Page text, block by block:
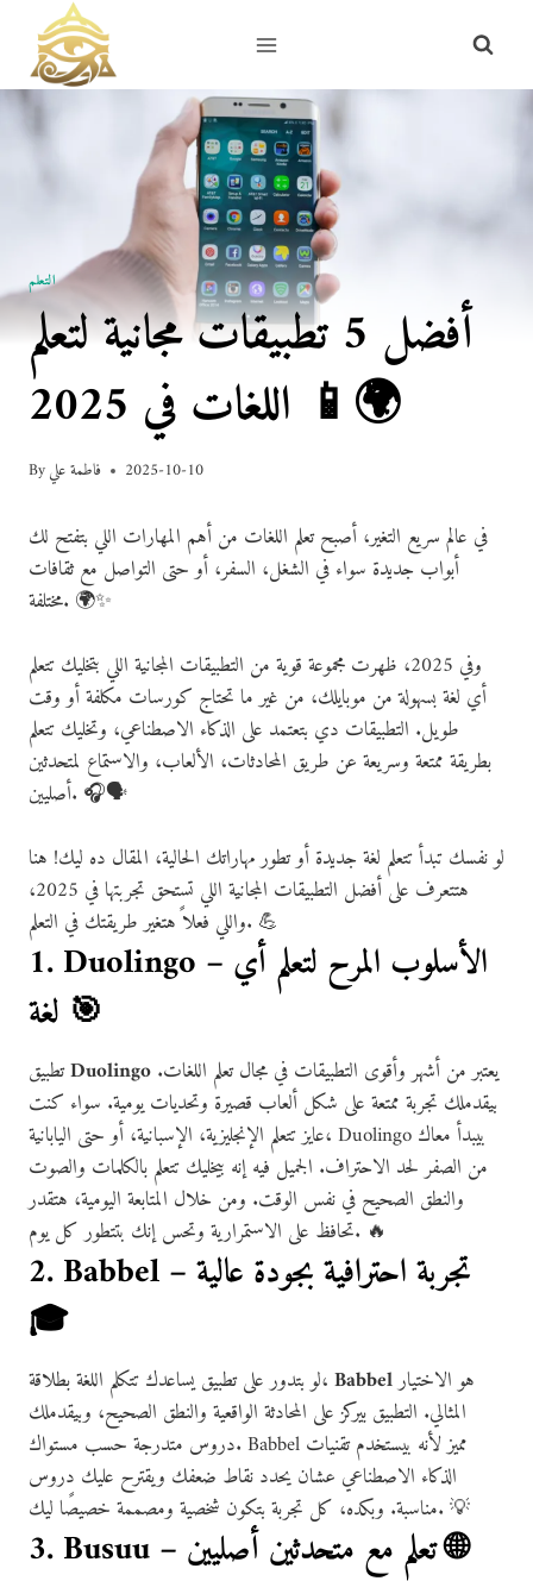
content
التعلم
أفضل 5 تطبيقات مجانية لتعلم
اللغات في 2025 📱🌍
Byفاطمة علي 2025-10-10
في عالم سريع التغير، أصبح تعلم اللغات من أهم المهارات اللي بتفتح لك
أبواب جديدة سواء في الشغل، السفر، أو حتى التواصل مع ثقافات
مختلفة. 🌍✨
وفي 2025، ظهرت مجموعة قوية من التطبيقات المجانية اللي بتخليك تتعلم
أي لغة بسهولة من موبايلك، من غير ما تحتاج كورسات مكلفة أو وقت
طويل. التطبيقات دي بتعتمد على الذكاء الاصطناعي، وتخليك تتعلم
بطريقة ممتعة وسريعة عن طريق المحادثات، الألعاب، والاستماع لمتحدثين
أصليين. 🎧🗣️
لو نفسك تبدأ تتعلم لغة جديدة أو تطور مهاراتك الحالية، المقال ده ليك! هنا
هتتعرف على أفضل التطبيقات المجانية اللي تستحق تجربتها في 2025،
واللي فعلاً هتغير طريقتك في التعلم. 💪
1. Duolingo – الأسلوب المرح لتعلم أي
لغة 🎯
تطبيقDuolingo
بيقدملك تجربة ممتعة على شكل ألعاب قصيرة وتحديات يومية. سواء كنت
عايز تتعلم الإنجليزية، الإسبانية، أو حتى اليابانية، Duolingo بيبدأ معاك
من الصفر لحد الاحتراف. الجميل فيه إنه بيخليك تتعلم بالكلمات والصوت
والنطق الصحيح في نفس الوقت. ومن خلال المتابعة اليومية، هتقدر
تحافظ على الاستمرارية وتحس إنك بتتطور كل يوم. 🔥
2. Babbel – تجربة احترافية بجودة عالية
🎓
لو بتدور على تطبيق يساعدك تتكلم اللغة بطلاقة، Babbelهو الاختيار
المثالي. التطبيق بيركز على المحادثة الواقعية والنطق الصحيح، وبيقدملك
دروس متدرجة حسب مستواك. Babbel مميز لأنه بيستخدم تقنيات
الذكاء الاصطناعي عشان يحدد نقاط ضعفك ويقترح عليك دروس
مناسبة. وبكده، كل تجربة بتكون شخصية ومصممة خصيصًا ليك. 💡
3. Busuu – تعلم مع متحدثين أصليين 🌐